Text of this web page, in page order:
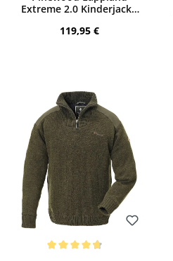
Extreme 2.0 Kinderjacke
Regulärer Preis:
119,95 €
Bewerten